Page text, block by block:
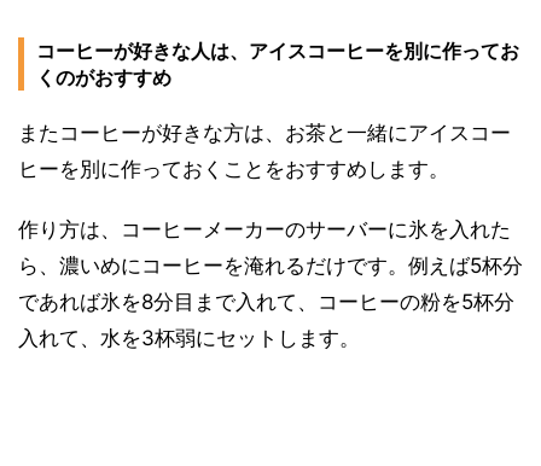
コーヒーが好きな人は、アイスコーヒーを別に作ってお
くのがおすすめ
またコーヒーが好きな方は、お茶と一緒にアイスコー
ヒーを別に作っておくことをおすすめします。
作り方は、コーヒーメーカーのサーバーに氷を入れた
ら、濃いめにコーヒーを淹れるだけです。例えば5杯分
であれば氷を8分目まで入れて、コーヒーの粉を5杯分
入れて、水を3杯弱にセットします。